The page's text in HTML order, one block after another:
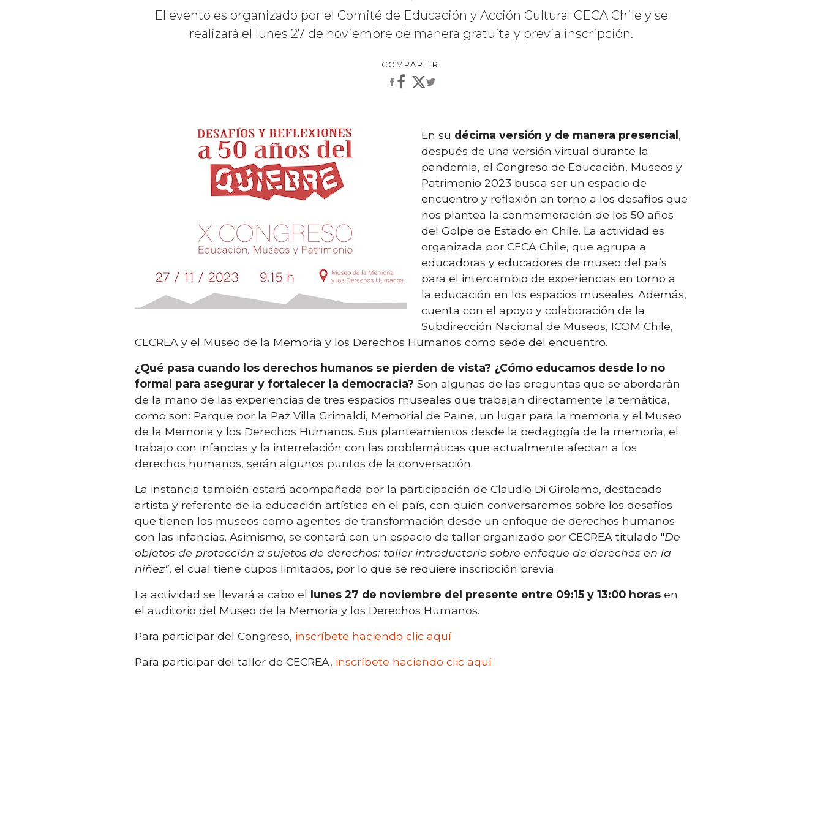
El evento es organizado por el Comité de Educación y Acción Cultural CECA Chile y se
realizará el lunes 27 de noviembre de manera gratuita y previa inscripción.
En su décima versión y de manera presencial ,
después de una versión virtual durante la
pandemia, el Congreso de Educación, Museos y
Patrimonio 2023 busca ser un espacio de
encuentro y reflexión en torno a los desafíos que
nos plantea la conmemoración de los 50 años
del Golpe de Estado en Chile. La actividad es
organizada por CECA Chile, que agrupa a
educadoras y educadores de museo del país
para el intercambio de experiencias en torno a
la educación en los espacios museales. Además,
cuenta con el apoyo y colaboración de la
Subdirección Nacional de Museos, ICOM Chile,
CECREA y el Museo de la Memoria y los Derechos Humanos como sede del encuentro.
¿Qué pasa cuando los derechos humanos se pierden de vista? ¿Cómo educamos desde lo no
formal para asegurar y fortalecer la democracia? Son algunas de las preguntas que se abordarán
de la mano de las experiencias de tres espacios museales que trabajan directamente la temática,
como son: Parque por la Paz Villa Grimaldi, Memorial de Paine, un lugar para la memoria y el Museo
de la Memoria y los Derechos Humanos. Sus planteamientos desde la pedagogía de la memoria, el
trabajo con infancias y la interrelación con las problemáticas que actualmente afectan a los
derechos humanos, serán algunos puntos de la conversación.
La instancia también estará acompañada por la participación de Claudio Di Girolamo, destacado
artista y referente de la educación artística en el país, con quien conversaremos sobre los desafíos
que tienen los museos como agentes de transformación desde un enfoque de derechos humanos
con las infancias. Asimismo, se contará con un espacio de taller organizado por CECREA titulado "De
objetos de protección a sujetos de derechos: taller introductorio sobre enfoque de derechos en la
niñez", el cual tiene cupos limitados, por lo que se requiere inscripción previa.
La actividad se llevará a cabo el
lunes 27 de noviembre del presente entre 09:15 y 13:00 horas en
el auditorio del Museo de la Memoria y los Derechos Humanos.
Para participar del Congreso, inscríbete haciendo clic aquí
Para participar del taller de CECREA, inscríbete haciendo clic aquí